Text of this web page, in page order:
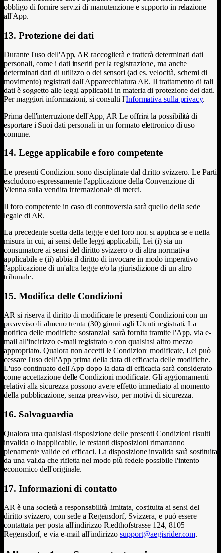
obbligo di fornire servizi di manutenzione e supporto in relazione
all'App.
13. Protezione dei dati
Durante l'uso dell'App, AR raccoglierà e tratterà determinati dati
personali, come i dati inseriti per la registrazione, ma anche
determinati dati di utilizzo o dei sensori (ad es. velocità, schemi di
movimento) registrati dall'Apparecchiatura AR. Il trattamento di tali
dati è soggetto alle leggi applicabili in materia di protezione dei dati.
Per maggiori informazioni, si consulti l'Informativa sulla privacy.
Prima dell'interruzione dell'App, AR Le offrirà la possibilità di
esportare i Suoi dati personali in un formato elettronico di uso
comune.
14. Legge applicabile e foro competente
Le presenti Condizioni sono disciplinate dal diritto svizzero. Le Parti
escludono espressamente l'applicazione della Convenzione di
Vienna sulla vendita internazionale di merci.
Il foro competente in caso di controversia sarà quello della sede
legale di AR.
La precedente scelta della legge e del foro non si applica se e nella
misura in cui, ai sensi delle leggi applicabili, Lei (i) sia un
consumatore ai sensi del diritto svizzero o di altra normativa
applicabile e (ii) abbia il diritto di invocare in modo imperativo
l'applicazione di un'altra legge e/o la giurisdizione di un altro
tribunale.
15. Modifica delle Condizioni
AR si riserva il diritto di modificare le presenti Condizioni con un
preavviso di almeno trenta (30) giorni agli Utenti registrati. La
notifica delle modifiche sostanziali sarà fornita tramite l'App, via e-
mail all'indirizzo e-mail registrato o con qualsiasi altro mezzo
appropriato. Qualora non accetti le Condizioni modificate, Lei può
cessare l'uso dell'App prima della data di efficacia delle modifiche.
L'uso continuato dell'App dopo la data di efficacia sarà considerato
come accettazione delle Condizioni modificate. Gli aggiornamenti
relativi alla sicurezza possono avere effetto immediato al momento
della pubblicazione, senza preavviso, per motivi di sicurezza.
16. Salvaguardia
Qualora una qualsiasi disposizione delle presenti Condizioni risulti
invalida o inapplicabile, le restanti disposizioni rimarranno
pienamente valide ed efficaci. La disposizione invalida sarà sostituita
da una valida che rifletta nel modo più fedele possibile l'intento
economico dell'originale.
17. Informazioni di contatto
AR è una società a responsabilità limitata, costituita ai sensi del
diritto svizzero, con sede a Regensdorf, Svizzera, e può essere
contattata per posta all'indirizzo Riedthofstrasse 124, 8105
Regensdorf, e via e-mail all'indirizzo support@aegisrider.com.